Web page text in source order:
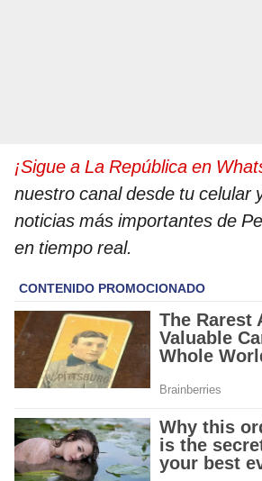
¡Sigue a La República en
nuestro canal desde tu celular
noticias más importantes de
en tiempo real.